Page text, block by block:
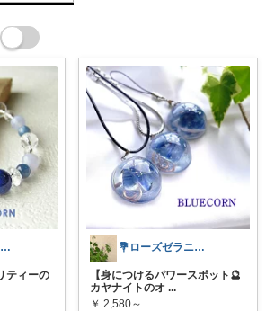
ジュンママ✨🌟訪問感謝です💝🌹
ティーの
💐ローズゼラニウム😊心地よい暮らし
【身につけるパワースポット🔮
カヤナイトのオ ...
￥ 2,580～